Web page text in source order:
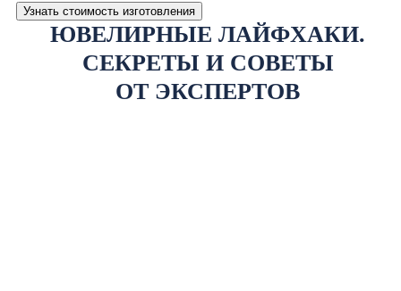
Узнать стоимость изготовления
ЮВЕЛИРНЫЕ ЛАЙФХАКИ.
СЕКРЕТЫ И СОВЕТЫ
ОТ ЭКСПЕРТОВ